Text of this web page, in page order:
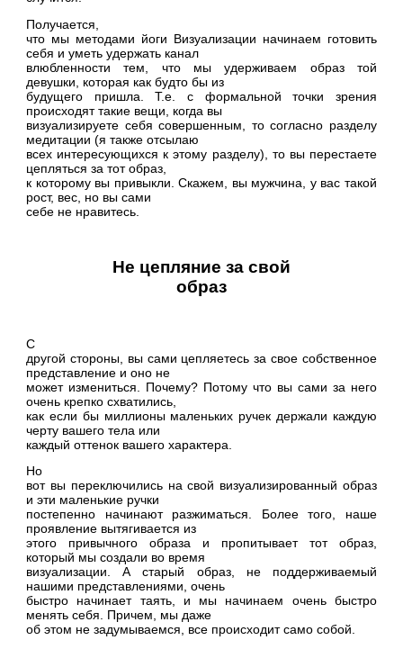
Получается,
что мы методами йоги Визуализации начинаем готовить
себя и уметь удержать канал
влюбленности тем, что мы удерживаем образ той
девушки, которая как будто бы из
будущего пришла. Т.е. с формальной точки зрения
происходят такие вещи, когда вы
визуализируете себя совершенным, то согласно разделу
медитации (я также отсылаю
всех интересующихся к этому разделу), то вы перестаете
цепляться за тот образ,
к которому вы привыкли. Скажем, вы мужчина, у вас такой
рост, вес, но вы сами
себе не нравитесь.
Не цепляние за свой
образ
С
другой стороны, вы сами цепляетесь за свое собственное
представление и оно не
может измениться. Почему? Потому что вы сами за него
очень крепко схватились,
как если бы миллионы маленьких ручек держали каждую
черту вашего тела или
каждый оттенок вашего характера.
Но
вот вы переключились на свой визуализированный образ
и эти маленькие ручки
постепенно начинают разжиматься. Более того, наше
проявление вытягивается из
этого привычного образа и пропитывает тот образ,
который мы создали во время
визуализации. А старый образ, не поддерживаемый
нашими представлениями, очень
быстро начинает таять, и мы начинаем очень быстро
менять себя. Причем, мы даже
об этом не задумываемся, все происходит само собой.